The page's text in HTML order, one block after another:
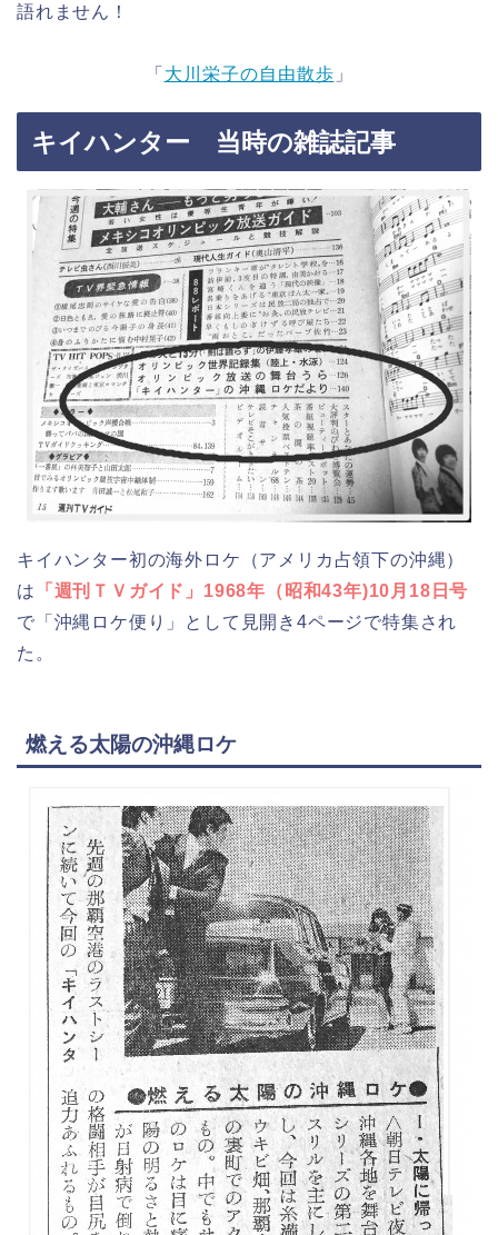
語れません！
「 大川栄子の自由散歩 」
キイハンター 当時の雑誌記事
キイハンター初の海外ロケ（アメリカ占領下の沖縄）
は
「週刊ＴＶガイド」1968年（昭和43年)10月18日号
で「沖縄ロケ便り」として見開き4ページで特集され
た。
燃える太陽の沖縄ロケ